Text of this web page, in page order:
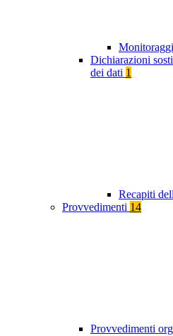
Dichiarazioni
dei dati 1
Recapiti
Provvedimenti 14
Provvedimenti